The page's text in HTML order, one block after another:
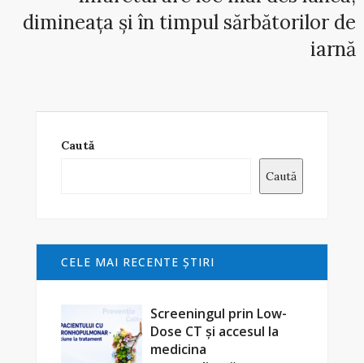
dimineața și în timpul sărbătorilor de
iarnă
Caută
Caută
CELE MAI RECENTE ŞTIRI
Screeningul prin Low-
Dose CT și accesul la
medicina